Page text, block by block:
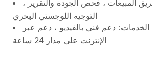
المبيعات ، فحص الجودة والتقرير ،
التوجيه اللوجستي البحري
دعم فني بالفيديو ، دعم عبر
الإنترنت على مدار 24 ساعة